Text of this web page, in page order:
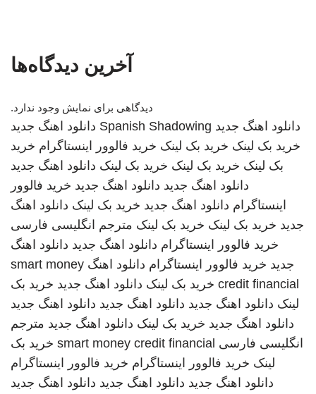
آخرین دیدگاه‌ها
دیدگاهی برای نمایش وجود ندارد.
دانلود اهنگ جدید Spanish Shadowing دانلود اهنگ جدید
خرید بک لینک خرید بک لینک خرید فالوور اینستاگرام خرید
بک لینک خرید بک لینک خرید بک لینک دانلود اهنگ جدید
دانلود اهنگ جدید دانلود اهنگ جدید خرید فالوور
اینستاگرام دانلود اهنگ جدید خرید بک لینک دانلود اهنگ
جدید خرید بک لینک خرید بک لینک مترجم انگلیسی فارسی
خرید فالوور اینستاگرام دانلود اهنگ جدید دانلود اهنگ
جدید خرید فالوور اینستاگرام دانلود اهنگ smart money
credit financial خرید بک لینک دانلود اهنگ جدید خرید بک
لینک دانلود اهنگ جدید دانلود اهنگ جدید دانلود اهنگ جدید
دانلود اهنگ جدید خرید بک لینک دانلود اهنگ جدید مترجم
انگلیسی فارسی smart money credit financial خرید بک
لینک خرید فالوور اینستاگرام خرید فالوور اینستاگرام
دانلود اهنگ جدید دانلود اهنگ جدید دانلود اهنگ جدید